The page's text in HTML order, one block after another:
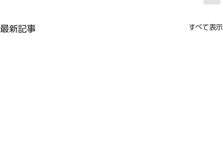
最新記事 すべて表示